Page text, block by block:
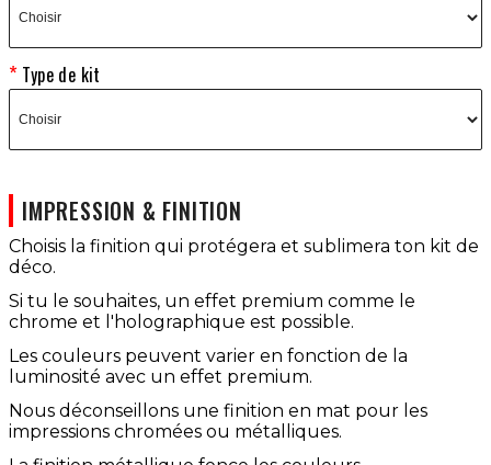
Type de kit
IMPRESSION & FINITION
Choisis la finition qui protégera et sublimera ton kit de
déco.
Si tu le souhaites, un effet premium comme le
chrome et l'holographique est possible.
Les couleurs peuvent varier en fonction de la
luminosité avec un effet premium.
Nous déconseillons une finition en mat pour les
impressions chromées ou métalliques.